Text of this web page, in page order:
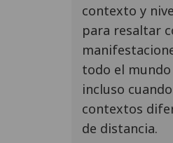
contexto y
para resaltar
todo el
incluso
contextos
de distancia.